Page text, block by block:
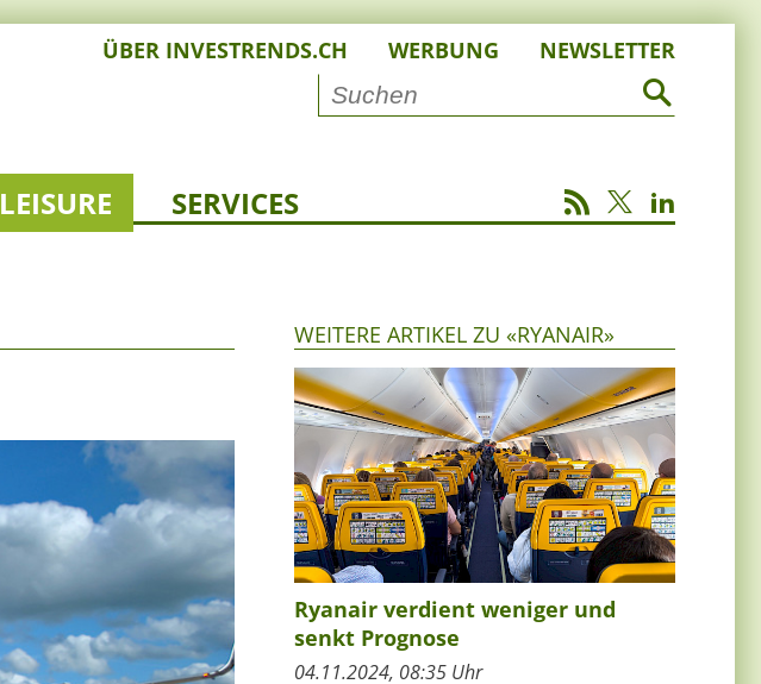
ÜBER INVESTRENDS.CH WERBUNG NEWSLETTER
LEISURE SERVICES
WEITERE ARTIKEL ZU «RYANAIR»
Ryanair verdient weniger und
senkt Prognose
04.11.2024, 08:35 Uhr